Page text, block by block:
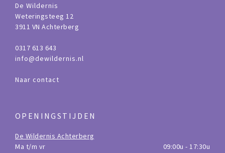
De Wildernis
Weteringsteeg 12
3911 VN Achterberg
0317 613 643
info@dewildernis.nl
Naar contact
OPENINGSTIJDEN
De Wildernis Achterberg
Ma t/m vr
09:00u - 17:30u